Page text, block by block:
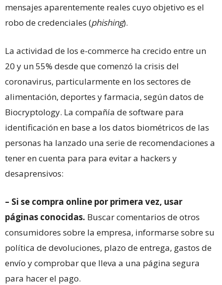
mensajes aparentemente reales cuyo objetivo es el
robo de credenciales (phishing).
La actividad de los e-commerce ha crecido entre un
20 y un 55% desde que comenzó la crisis del
coronavirus, particularmente en los sectores de
alimentación, deportes y farmacia, según datos de
Biocryptology. La compañía de software para
identificación en base a los datos biométricos de las
personas ha lanzado una serie de recomendaciones a
tener en cuenta para para evitar a hackers y
desaprensivos:
– Si se compra online por primera vez, usar
páginas conocidas. Buscar comentarios de otros
consumidores sobre la empresa, informarse sobre su
política de devoluciones, plazo de entrega, gastos de
envío y comprobar que lleva a una página segura
para hacer el pago.